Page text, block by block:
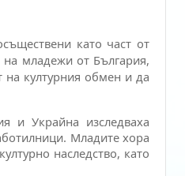
като част от
на младежи от България,
на културния обмен и да
и Украйна изследваха
Младите хора
наследство, като